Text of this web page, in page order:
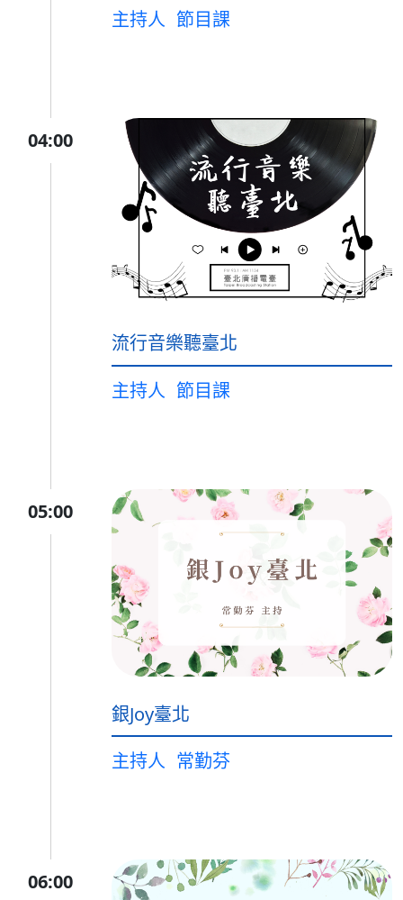
主持人 節目課
04:00
流行音樂聽臺北
主持人 節目課
05:00
銀Joy臺北
主持人 常勤芬
06:00